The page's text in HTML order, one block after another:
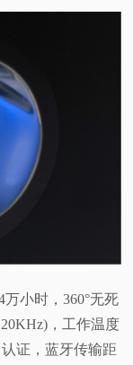
小时，360°无死
，工作温度
证，蓝牙传输距